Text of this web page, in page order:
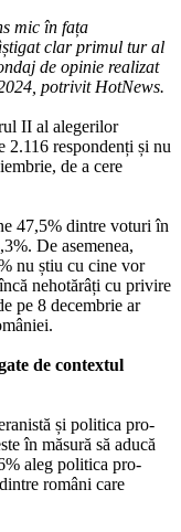
mic în fața
clar primul tur al
de opinie realizat
potrivit HotNews.
II al alegerilor
2.116 respondenți și nu
de a cere
47,5% dintre voturi în
De asemenea,
nu știu cu cine vor
nehotărâți cu privire
pe 8 decembrie ar
de contextul
și politica pro-
în măsură să aducă
aleg politica pro-
români care